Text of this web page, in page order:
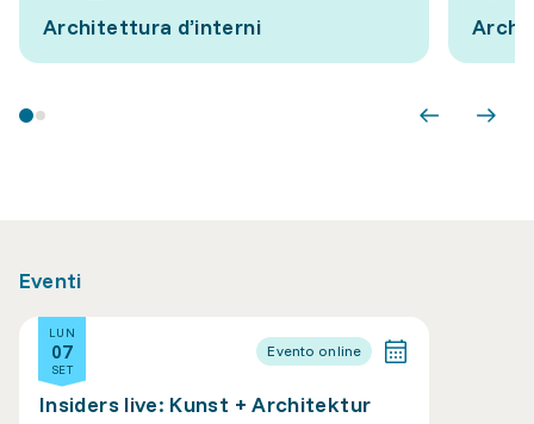
Architettura d’interni
Eventi
LUN
07
SET
Evento online
Insiders live: Kunst + Architektur